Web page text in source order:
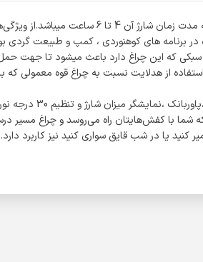
این چراغ از نوع پوشیدنی با قدرت روشنایی
های کوهنوردی ، کمپ و طبیعت گردی
را به شما میدهد.ضمنا” وزن سبکی که این چراغ
از هدلایت نسبت به چراغ قوه
میزان شارژ و تنظیم 30 درجه نور اشاره کرد.
با کفش‌هایتان راه می‌روسد و چراغ مسیر
کنید یا در شب قایق سواری کنید نیز کاربرد دارد.